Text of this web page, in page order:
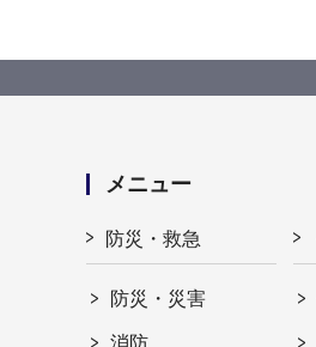
メニュー
防災・救急
防災・災害